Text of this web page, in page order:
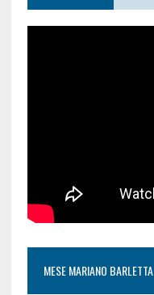
MESE MARIANO BARLETTA